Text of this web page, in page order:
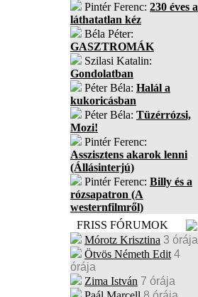
Pintér Ferenc: 230 éves a
láthatatlan kéz
Béla Péter:
GASZTROMÁK
Szilasi Katalin:
Gondolatban
Péter Béla: Halál a
kukoricásban
Péter Béla: Tüzérrózsi,
Mozi!
Pintér Ferenc:
Asszisztens akarok lenni
(Állásinterjú)
Pintér Ferenc: Billy és a
rózsapatron (A
westernfilmről)
FRISS FÓRUMOK
Mórotz Krisztina 3 órája
Ötvös Németh Edit 4
órája
Zima István 7 órája